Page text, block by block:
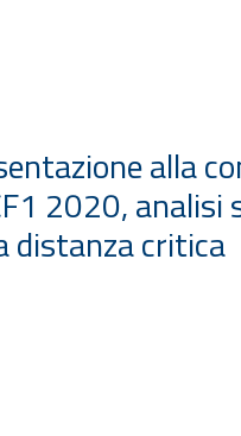
alla
2020,
distanza critica